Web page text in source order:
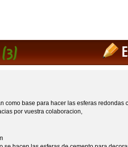
(3)
como base para hacer las esferas redondas
por vuestra colaboracion,